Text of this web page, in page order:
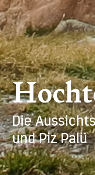
Die
und Piz Palü